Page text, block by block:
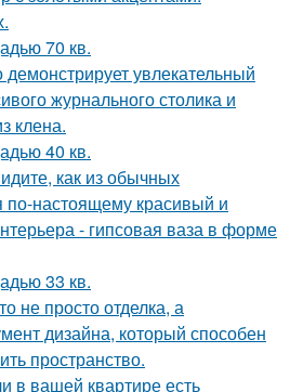
70 кв.
увлекательный
журнального столика и
клена.
40 кв.
как из обычных
по-настоящему красивый и
- гипсовая ваза в форме
33 кв.
не просто отделка, а
дизайна, который способен
пространство.
в вашей квартире есть